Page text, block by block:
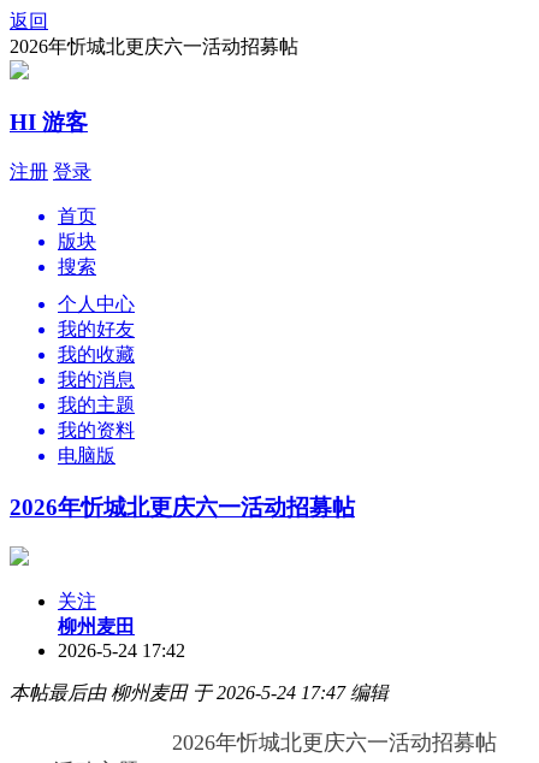
返回
2026年忻城北更庆六一活动招募帖
HI 游客
注册 登录
首页
版块
搜索
个人中心
我的好友
我的收藏
我的消息
我的主题
我的资料
电脑版
2026年忻城北更庆六一活动招募帖
关注
柳州麦田
2026-5-24 17:42
本帖最后由 柳州麦田 于 2026-5-24 17:47 编辑
2026年忻城北更庆六一活动招募帖